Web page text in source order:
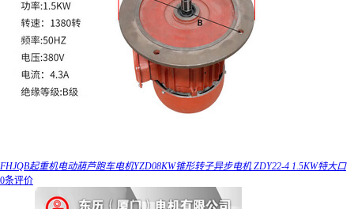
FHJQB起重机电动葫芦跑车电机YZD08KW锥形转子异步电机 ZDY22-4 1.5KW特大口
0条评价